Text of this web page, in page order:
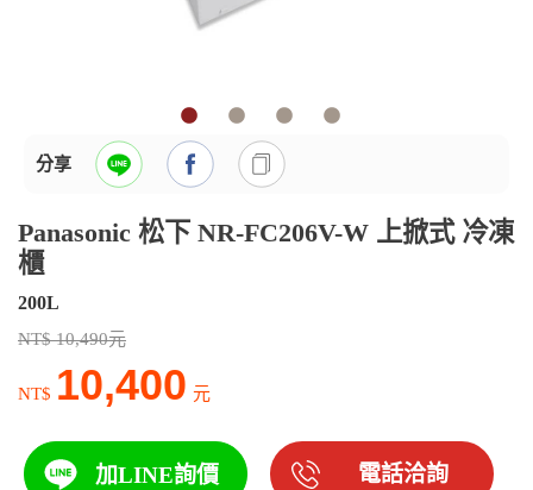
分享
Panasonic 松下 NR-FC206V-W 上掀式 冷凍
櫃
200L
NT$ 10,490元
NT$ 10,400 元
加LINE詢價 電話洽詢